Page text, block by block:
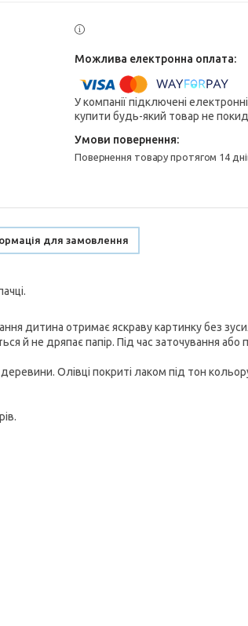
У компанії підключені
купити будь-який товар не
повернення товару протягом 14
для замовлення
дитина отримає яскраву картинку без
й не дряпає папір. Під час заточування або
Олівці покриті лаком під тон